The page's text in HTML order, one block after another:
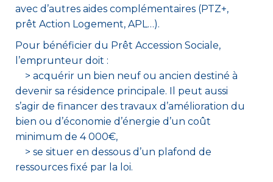
avec d’autres aides complémentaires (PTZ+,
prêt Action Logement, APL…).
Pour bénéficier du Prêt Accession Sociale,
l’emprunteur doit :
> acquérir un bien neuf ou ancien destiné à
devenir sa résidence principale. Il peut aussi
s’agir de financer des travaux d’amélioration du
bien ou d’économie d’énergie d’un coût
minimum de 4 000€,
> se situer en dessous d’un plafond de
ressources fixé par la loi.